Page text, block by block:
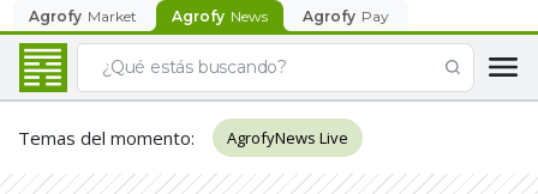
Agrofy Market Agrofy News Agrofy Pay
Temas del momento: AgrofyNews Live